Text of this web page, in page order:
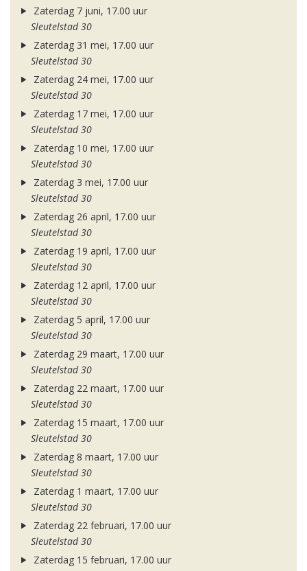
Zaterdag 7 juni, 17.00 uur
Sleutelstad 30
Zaterdag 31 mei, 17.00 uur
Sleutelstad 30
Zaterdag 24 mei, 17.00 uur
Sleutelstad 30
Zaterdag 17 mei, 17.00 uur
Sleutelstad 30
Zaterdag 10 mei, 17.00 uur
Sleutelstad 30
Zaterdag 3 mei, 17.00 uur
Sleutelstad 30
Zaterdag 26 april, 17.00 uur
Sleutelstad 30
Zaterdag 19 april, 17.00 uur
Sleutelstad 30
Zaterdag 12 april, 17.00 uur
Sleutelstad 30
Zaterdag 5 april, 17.00 uur
Sleutelstad 30
Zaterdag 29 maart, 17.00 uur
Sleutelstad 30
Zaterdag 22 maart, 17.00 uur
Sleutelstad 30
Zaterdag 15 maart, 17.00 uur
Sleutelstad 30
Zaterdag 8 maart, 17.00 uur
Sleutelstad 30
Zaterdag 1 maart, 17.00 uur
Sleutelstad 30
Zaterdag 22 februari, 17.00 uur
Sleutelstad 30
Zaterdag 15 februari, 17.00 uur